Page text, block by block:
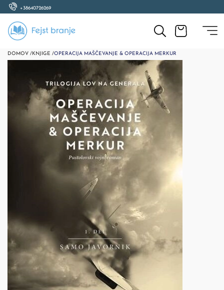
+38640726269
DOMOV /KNJIGE /OPERACIJA MAŠČEVANJE & OPERACIJA MERKUR